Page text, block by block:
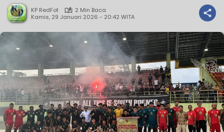
KP RedFot
2 Min Baca
Kamis, 29 Januari 2026 - 20:42 WITA